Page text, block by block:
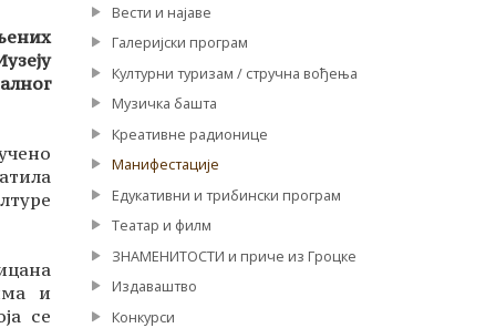
и
се
Вести и најаве
Галеријски програм
Културни туризам / стручна вођења
Музичка башта
Креативне радионице
Манифестације
Едукативни и трибински програм
Театар и филм
ЗНАМЕНИТОСТИ и приче из Гроцке
Издаваштво
Конкурси